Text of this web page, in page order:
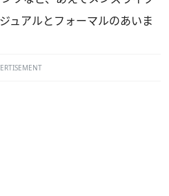
ュアルとフォーマルのあいま